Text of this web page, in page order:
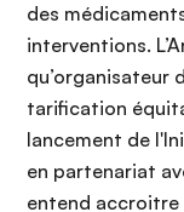
des
interventions.
qu’organisateur
tarification
lancement de
en partenariat
entend accroitre